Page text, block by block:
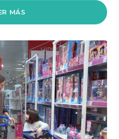
MÁS